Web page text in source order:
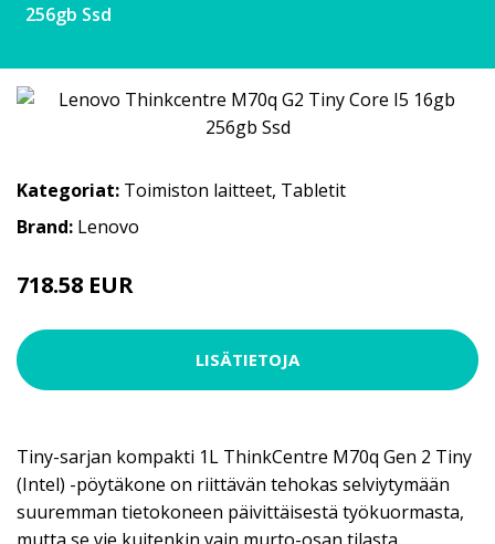
256gb Ssd
Kategoriat: Toimiston laitteet, Tabletit
Brand: Lenovo
718.58 EUR
LISÄTIETOJA
Tiny-sarjan kompakti 1L ThinkCentre M70q Gen 2 Tiny
(Intel) -pöytäkone on riittävän tehokas selviytymään
suuremman tietokoneen päivittäisestä työkuormasta,